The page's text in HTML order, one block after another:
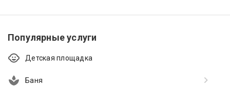
Популярные услуги
Детская площадка
Баня